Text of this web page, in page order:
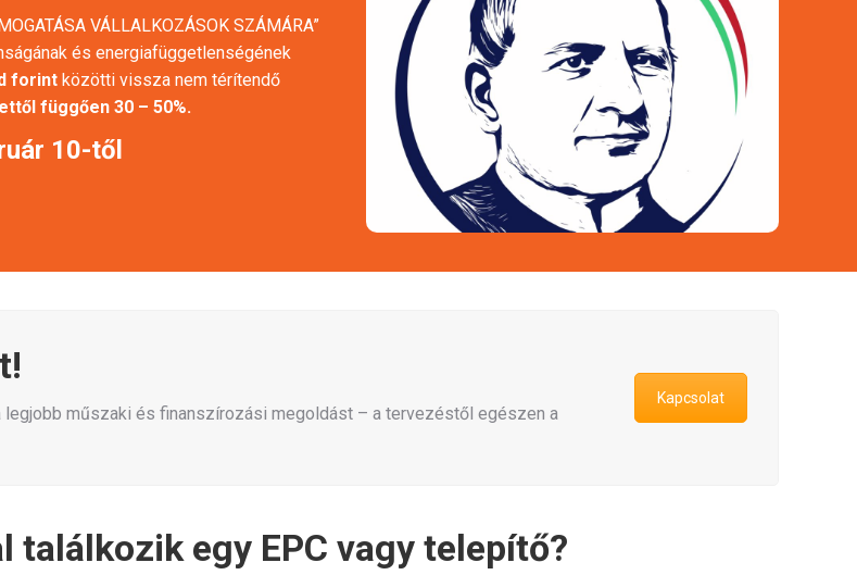
VÁLLALKOZÁSOK SZÁMÁRA”
és energiafüggetlenségének
forint közötti vissza nem térítendő
függően 30 – 50%.
10-től
Pályázat célja:
Energiatárolási kapacitások növelése a
kereskedelmi és ipari szektorban.
legjobb műszaki és finanszírozási megoldást – a tervezéstől egészen a
Kapcsolat
találkozik egy EPC vagy telepítő?